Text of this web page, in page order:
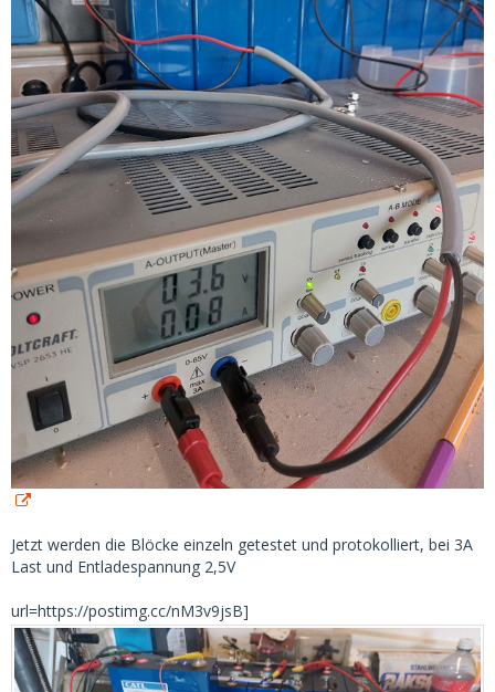
Jetzt werden die Blöcke einzeln getestet und protokolliert, bei 3A
Last und Entladespannung 2,5V
url=https://postimg.cc/nM3v9jsB]